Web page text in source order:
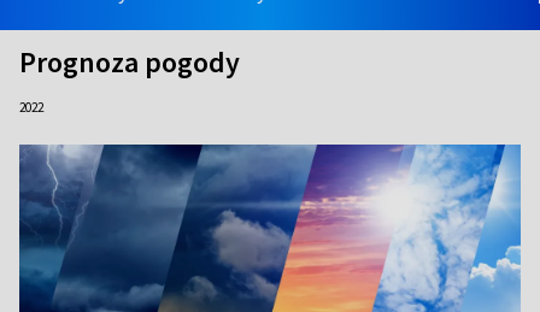
Prognoza pogody
2022